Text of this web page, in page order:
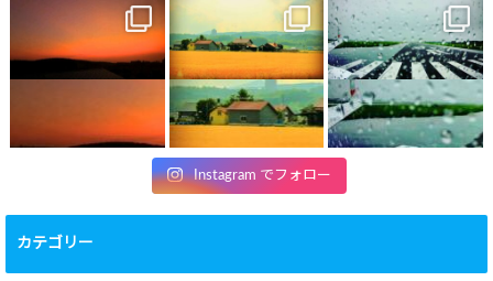
Instagram でフォロー
カテゴリー